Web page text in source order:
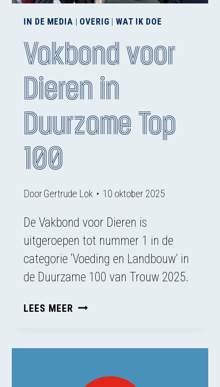
IN DE MEDIA OVERIG |WAT IK DOE
Vakbond voor
Dieren in
Duurzame Top
100
DoorGertrude Lok 10 oktober 2025
De Vakbond voor Dieren is
uitgeroepen tot nummer 1 in de
categorie ‘Voeding en Landbouw’ in
de Duurzame 100 van Trouw 2025.
LEES MEER VAKBOND
IN
TOP